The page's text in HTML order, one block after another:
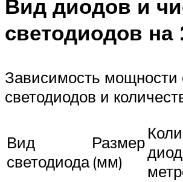
Вид диодов и
светодиодов на
Зависимость мощности
светодиодов и
Вид
светодиода
Размер
(мм)